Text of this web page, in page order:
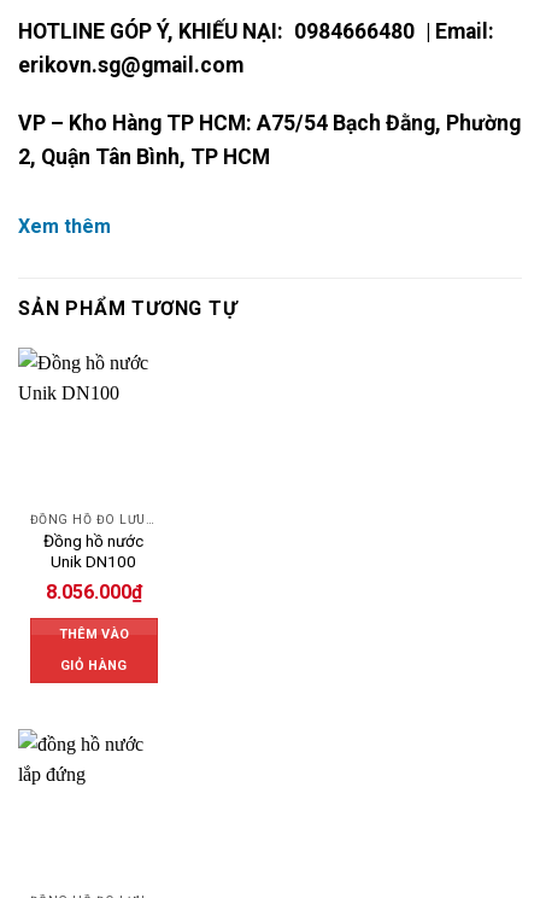
HOTLINE GÓP Ý, KHIẾU NẠI: 0984666480 | Email:
erikovn.sg@gmail.com
VP – Kho Hàng TP HCM: A75/54 Bạch Đằng, Phường
2, Quận Tân Bình, TP HCM
Xem thêm
SẢN PHẨM TƯƠNG TỰ
Đồng hồ nước
Unik DN100
8.056.000₫
THÊM VÀO
GIỎ HÀNG